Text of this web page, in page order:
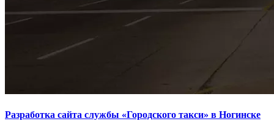
Разработка сайта службы «Городского такси» в Ногинске